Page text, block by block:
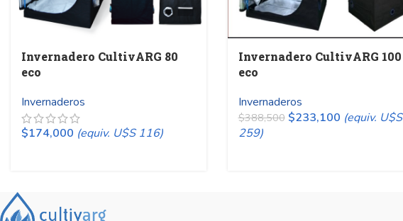
Invernadero CultivARG 80
eco
Invernaderos
$174,000 (equiv. U$S 116)
Invernadero CultivARG 100
eco
Invernaderos
$388,500 $233,100 (equiv. U$S
259)